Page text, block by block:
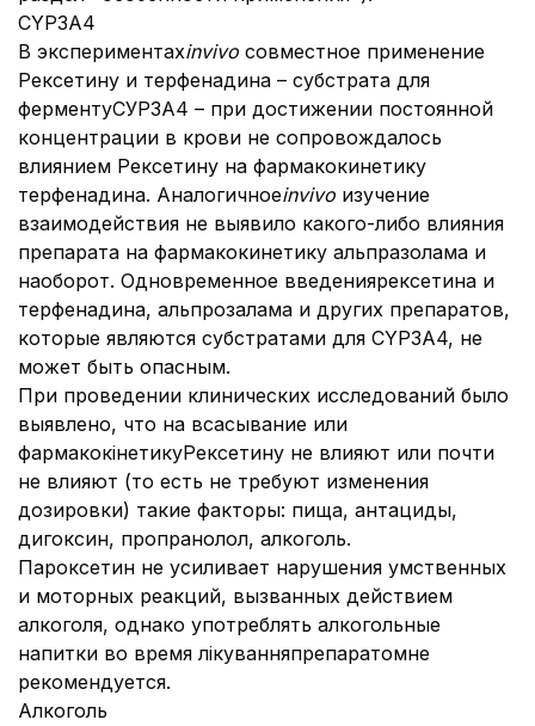
CYP3A4
В экспериментахinvivo совместное применение
Рексетину и терфенадина – субстрата для
ферментуСУР3А4 – при достижении постоянной
концентрации в крови не сопровождалось
влиянием Рексетину на фармакокинетику
терфенадина. Аналогичноеinvivo изучение
взаимодействия не выявило какого-либо влияния
препарата на фармакокинетику альпразолама и
наоборот. Одновременное введениярексетина и
терфенадина, альпрозалама и других препаратов,
которые являются субстратами для CYP3A4, не
может быть опасным.
При проведении клинических исследований было
выявлено, что на всасывание или
фармакокінетикуРексетину не влияют или почти
не влияют (то есть не требуют изменения
дозировки) такие факторы: пища, антациды,
дигоксин, пропранолол, алкоголь.
Пароксетин не усиливает нарушения умственных
и моторных реакций, вызванных действием
алкоголя, однако употреблять алкогольные
напитки во время лікуванняпрепаратомне
рекомендуется.
Алкоголь